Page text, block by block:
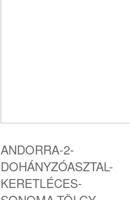
ANDORRA-2-
DOHÁNYZÓASZTAL-
KERETLÉCES-